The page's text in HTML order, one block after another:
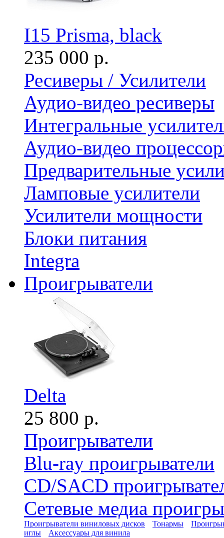
I15 Prisma, black
235 000 р.
Ресиверы / Усилители
Аудио-видео ресиверы
Интегральные
Аудио-видео
Предварительные
Ламповые усилители
Усилители мощности
Блоки питания
Integra
Проигрыватели
Delta
25 800 р.
Проигрыватели
Blu-ray проигрыватели
CD/SACD
Сетевые медиа
Проигрыватели виниловых дисков Тонармы
иглы
Аксессуары для винила